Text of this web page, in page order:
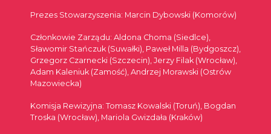
Prezes Stowarzyszenia: Marcin Dybowski (Komorów)
Członkowie Zarządu: Aldona Choma (Siedlce),
Sławomir Stańczuk (Suwałki), Paweł Milla (Bydgoszcz),
Grzegorz Czarnecki (Szczecin), Jerzy Filak (Wrocław),
Adam Kaleniuk (Zamość), Andrzej Morawski (Ostrów
Mazowiecka)
Komisja Rewizyjna: Tomasz Kowalski (Toruń), Bogdan
Troska (Wrocław), Mariola Gwizdała (Kraków)